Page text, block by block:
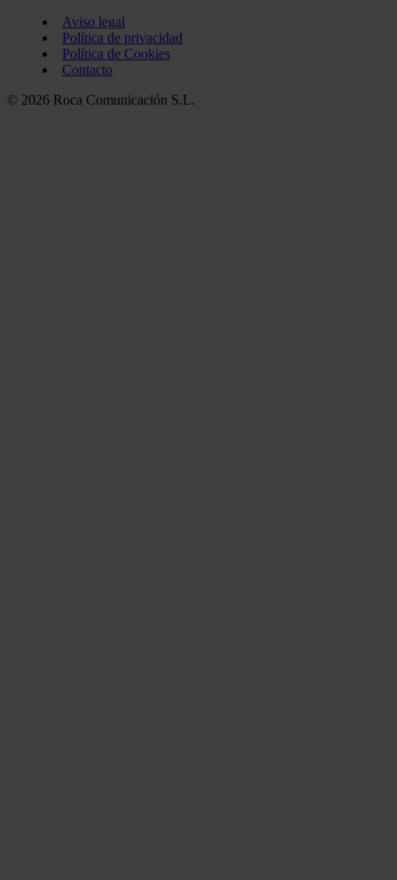
Aviso legal
Política de privacidad
Política de Cookies
Contacto
© 2026 Roca Comunicación S.L.